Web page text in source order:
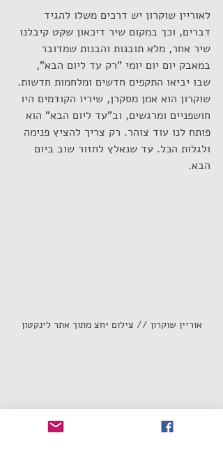
לאוריין שוקרון יש דרכים משלו להגיד
דברים, וכך במקום שיר דיכאון שקט קיבלנו
שיר אחר, מלא תובנות והבנות שמדובר
במאבק יום יום יומי "רק עד ליום הבא",
שבו יביאו התקפים חדשים ומלחמות חדשות.
שוקרון הוא אמן מסקרן, שיריו הקודמים היו
חושפניים ומרגשים, וב"עד ליום הבא" הוא
פותח לנו עוד צוהר. רק צריך להציץ פנימה
ולגלות הכל. עד שנאלץ לחזור שוב ביום
הבא.
אוריין שוקרון // צילום יחצ מתוך אתר לינקטון
שחר אמאנוהכותל הישראלי אוריין שוקרוןעד ליום הבא